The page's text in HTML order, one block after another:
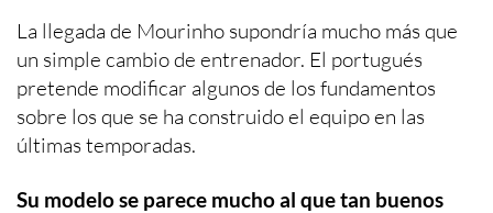
La llegada de Mourinho supondría mucho más que
un simple cambio de entrenador. El portugués
pretende modificar algunos de los fundamentos
sobre los que se ha construido el equipo en las
últimas temporadas.
Su modelo se parece mucho al que tan buenos